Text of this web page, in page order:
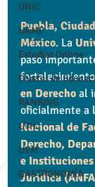
UNIC
UAMP
Estudiar Online
Clúster de
RANKING
UTH
UVM
GASTRONOMÍA
Puebla,
México. La
paso
en Derecho al
oficialmente a
Nacional de
Derecho,
e
Jurídica